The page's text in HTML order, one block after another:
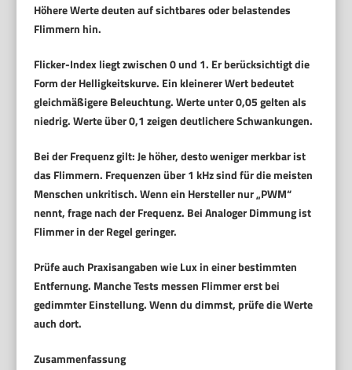
Höhere Werte deuten auf sichtbares oder belastendes
Flimmern hin.
Flicker-Indexliegt zwischen 0 und 1. Er berücksichtigt die
Form der Helligkeitskurve. Ein kleinerer Wert bedeutet
gleichmäßigere Beleuchtung. Werte unter 0,05 gelten als
niedrig. Werte über 0,1 zeigen deutlichere Schwankungen.
Bei derFrequenzgilt: Je höher, desto weniger merkbar ist
das Flimmern. Frequenzen über 1 kHz sind für die meisten
Menschen unkritisch. Wenn ein Hersteller nur „PWM“
nennt, frage nach der Frequenz. Bei Analoger Dimmung ist
Flimmer in der Regel geringer.
Prüfe auch Praxisangaben wie Lux in einer bestimmten
Entfernung. Manche Tests messen Flimmer erst bei
gedimmter Einstellung. Wenn du dimmst, prüfe die Werte
auch dort.
Zusammenfassung